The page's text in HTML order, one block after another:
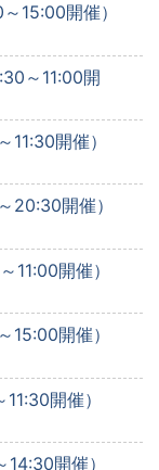
15:00開催）
～11:00開
開催）
20:30開催）
開催）
開催）
開催）
開催）